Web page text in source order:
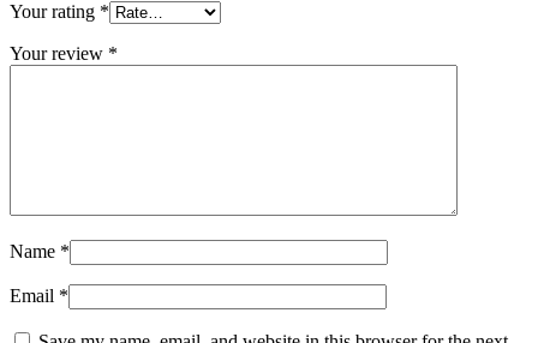
Your rating *
Your review *
Name *
Email *